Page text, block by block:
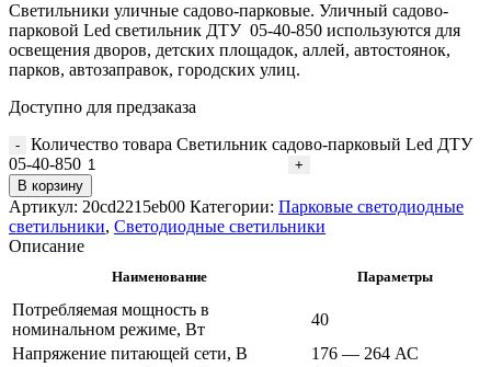
Светильники уличные садово-парковые. Уличный садово-
парковой Led светильник ДТУ 05-40-850 используются для
освещения дворов, детских площадок, аллей, автостоянок,
парков, автозаправок, городских улиц.
Доступно для предзаказа
Количество товара Светильник садово-парковый Led ДТУ
05-40-850
В корзину
Артикул: 20cd2215eb00 Категории: Парковые светодиодные
светильники, Светодиодные светильники
Описание
Наименование Параметры
Потребляемая мощность в
номинальном режиме, Вт
40
Напряжение питающей сети, В
176 — 264 АС